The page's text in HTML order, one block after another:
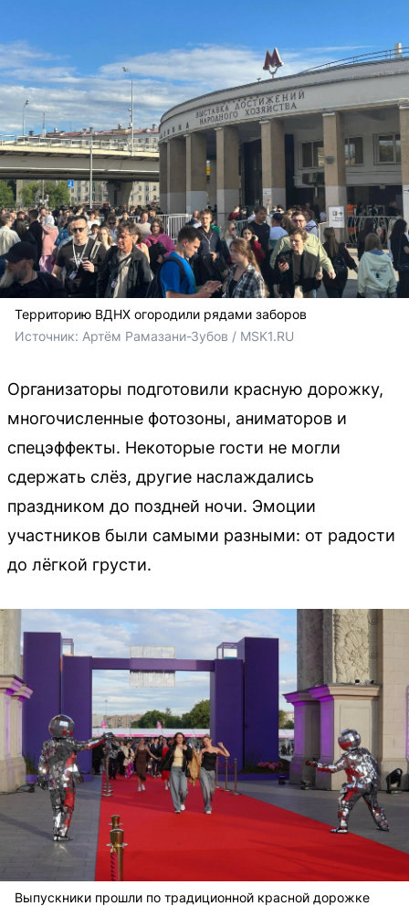
Территорию ВДНХ огородили рядами заборов
Источник: Артём Рамазани-Зубов / MSK1.RU
Организаторы подготовили красную дорожку,
многочисленные фотозоны, аниматоров и
спецэффекты. Некоторые гости не могли
сдержать слёз, другие наслаждались
праздником до поздней ночи. Эмоции
участников были самыми разными: от радости
до лёгкой грусти.
Выпускники прошли по традиционной красной дорожке